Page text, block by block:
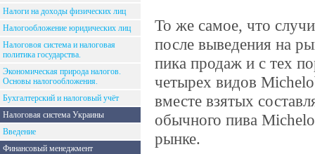
Налоги на доходы физических лиц
Налогообложение юридических лиц
Налоговоя система и налоговая
политика государства.
Экономическая природа налогов.
Основы налогообложения.
Бухгалтерский и налоговый учёт
Налоговая система Украины
Введение
Финансовый менеджмент
То же самое, что
после выведения на
пика продаж и с тех
четырех видов
вместе взятых
обычного пива
рынке.